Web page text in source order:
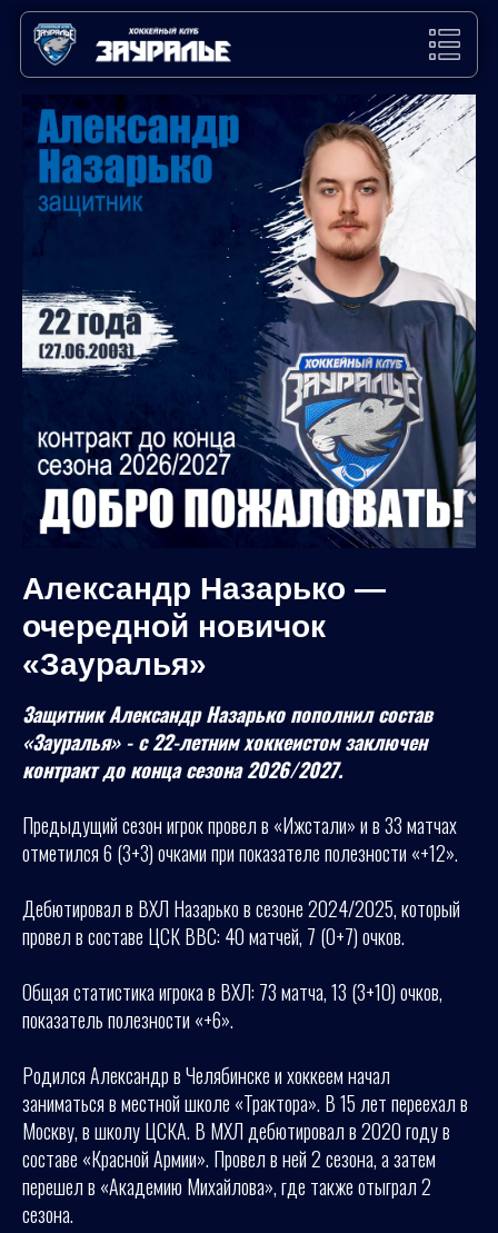
Александр Назарько —
очередной новичок
«Зауралья»
Защитник Александр Назарько пополнил состав
«Зауралья» - с 22-летним хоккеистом заключен
контракт до конца сезона 2026/2027.
Предыдущий сезон игрок провел в «Ижстали» и в 33 матчах
отметился 6 (3+3) очками при показателе полезности «+12».
Дебютировал в ВХЛ Назарько в сезоне 2024/2025, который
провел в составе ЦСК ВВС: 40 матчей, 7 (0+7) очков.
Общая статистика игрока в ВХЛ: 73 матча, 13 (3+10) очков,
показатель полезности «+6».
Родился Александр в Челябинске и хоккеем начал
заниматься в местной школе «Трактора». В 15 лет переехал в
Москву, в школу ЦСКА. В МХЛ дебютировал в 2020 году в
составе «Красной Армии». Провел в ней 2 сезона, а затем
перешел в «Академию Михайлова», где также отыграл 2
сезона.